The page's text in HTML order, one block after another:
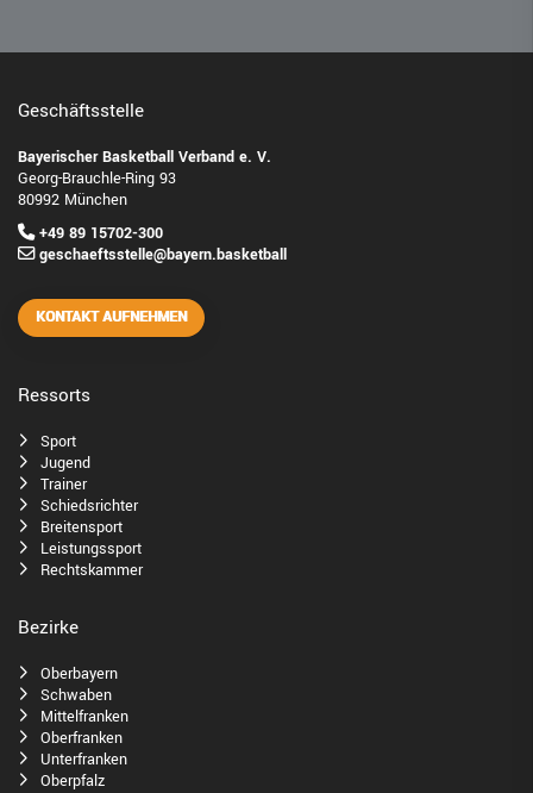
Geschäftsstelle
Bayerischer Basketball Verband e. V.
Georg-Brauchle-Ring 93
80992 München
+49 89 15702-300
geschaeftsstelle@bayern.basketball
KONTAKT AUFNEHMEN
Ressorts
Sport
Jugend
Trainer
Schiedsrichter
Breitensport
Leistungssport
Rechtskammer
Bezirke
Oberbayern
Schwaben
Mittelfranken
Oberfranken
Unterfranken
Oberpfalz